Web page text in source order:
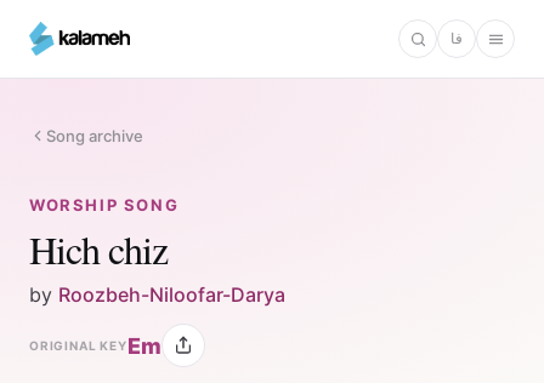
main
فا
Song archive
WORSHIP SONG
Hich chiz
by Roozbeh-Niloofar-Darya
ORIGINAL KEYEm